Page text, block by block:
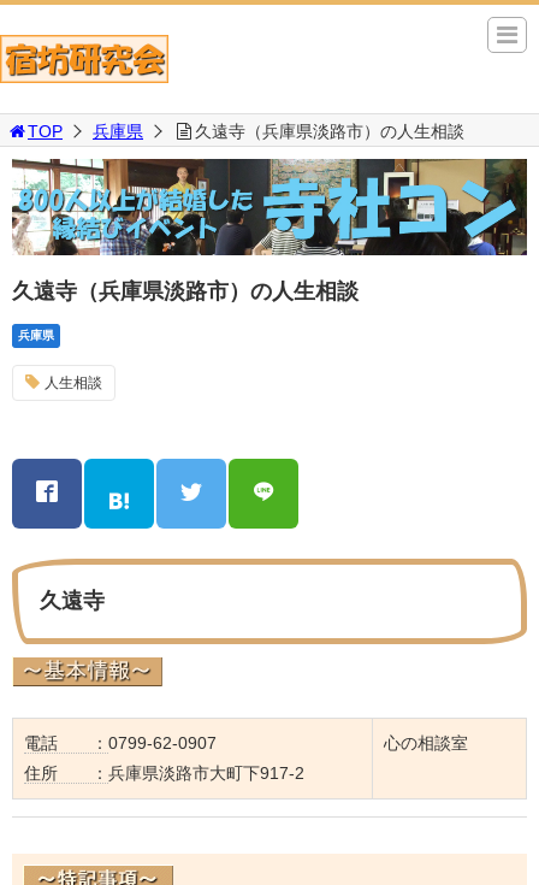
TOP 兵庫県 久遠寺（兵庫県淡路市）の人生相談
久遠寺（兵庫県淡路市）の人生相談
兵庫県
人生相談
久遠寺
電話 ： 0799-62-0907
住所 ： 兵庫県淡路市大町下917-2
心の相談室